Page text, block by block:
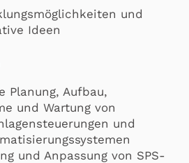
und
Ideen
Planung, Aufbau,
und Wartung von
und
und Anpassung von SPS-